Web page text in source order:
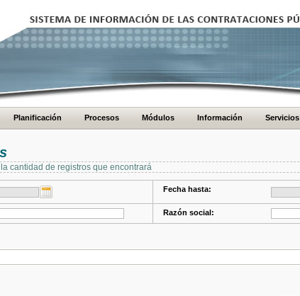
Planificación Procesos Módulos Información Servicios
cantidad de registros que encontrará
Fecha hasta:
Razón social: